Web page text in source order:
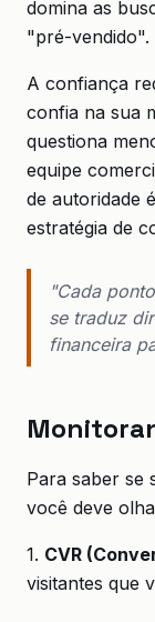
domina as
"pré-vendido".
A confiança
confia na sua
questiona
equipe
de autoridade
estratégia de
"Cada
se traduz
financeira
Para saber se
você deve
1. CVR
visitantes que